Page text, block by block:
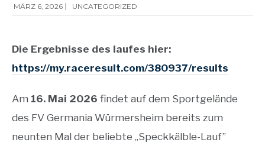
MÄRZ 6, 2026 UNCATEGORIZED
Die Ergebnisse des laufes hier:
https://my.raceresult.com/380937/results
Am 16. Mai 2026 findet auf dem Sportgelände
des FV Germania Würmersheim bereits zum
neunten Mal der beliebte „Speckkälble-Lauf”